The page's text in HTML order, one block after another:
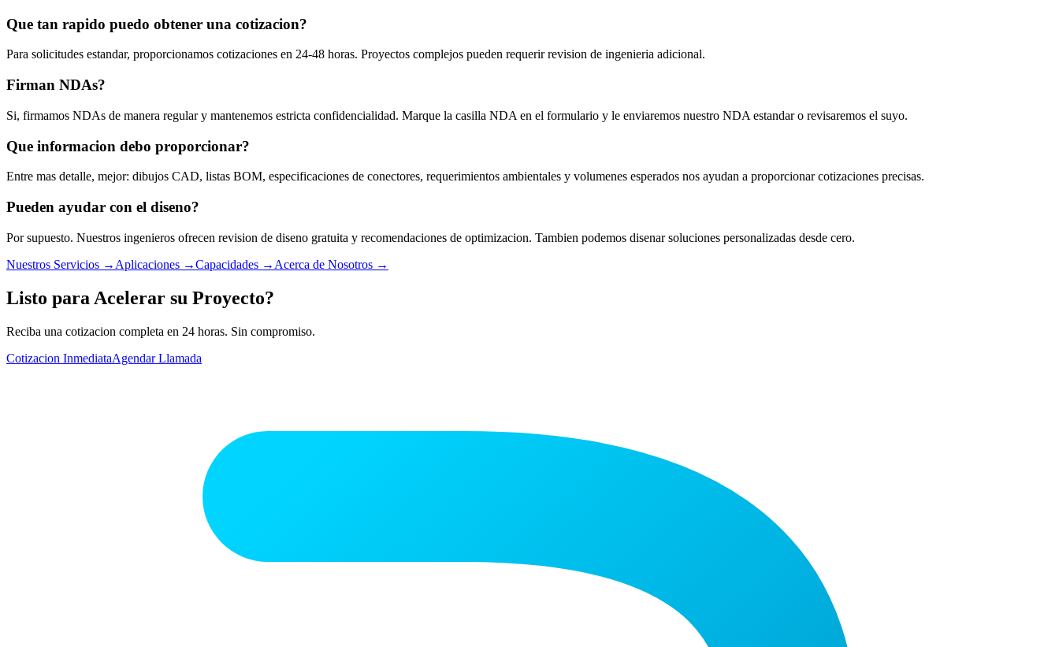
Que tan rapido puedo obtener una cotizacion?
Para solicitudes estandar, proporcionamos cotizaciones en 24-48 horas. Proyectos complejos pueden requerir revision de ingenieria adicional.
Firman NDAs?
Si, firmamos NDAs de manera regular y mantenemos estricta confidencialidad. Marque la casilla NDA en el formulario y le enviaremos nuestro NDA estandar o revisaremos el suyo.
Que informacion debo proporcionar?
Entre mas detalle, mejor: dibujos CAD, listas BOM, especificaciones de conectores, requerimientos ambientales y volumenes esperados nos ayudan a proporcionar cotizaciones precisas.
Pueden ayudar con el diseno?
Por supuesto. Nuestros ingenieros ofrecen revision de diseno gratuita y recomendaciones de optimizacion. Tambien podemos disenar soluciones personalizadas desde cero.
Nuestros Servicios → Aplicaciones →Capacidades → Acerca de Nosotros →
Listo para Acelerar su Proyecto?
Reciba una cotizacion completa en 24 horas. Sin compromiso.
Cotizacion InmediataAgendar Llamada